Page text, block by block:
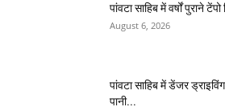
पांवटा साहिब में वर्षों पुराने
August 6, 2026
पांवटा साहिब में डेंजर
पानी...